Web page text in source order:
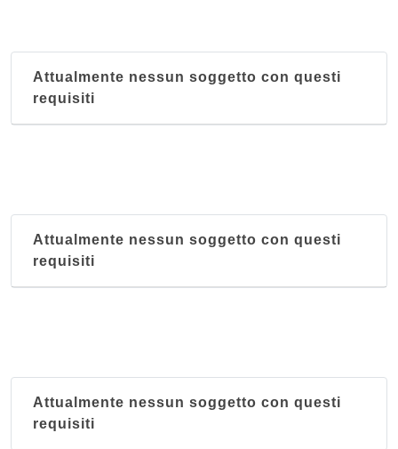
Attualmente nessun soggetto con questi
requisiti
Attualmente nessun soggetto con questi
requisiti
Attualmente nessun soggetto con questi
requisiti